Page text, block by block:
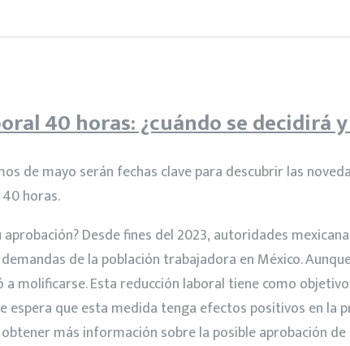
40 horas: ¿cuándo se decidirá
de mayo serán fechas clave para descubrir las
horas.
Desde fines del 2023, autoridades
de la población trabajadora en México.
a molificarse. Esta reducción laboral tiene como
espera que esta medida tenga efectos positivos en
más información sobre la posible aprobación